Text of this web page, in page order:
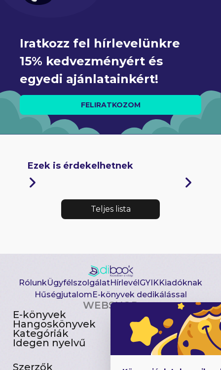
Iratkozz fel hírlevelünkre
15% kedvezményért és
egyedi ajánlatainkért!
FELIRATKOZOM
Ezek is érdekelhetnek
Teljes lista
RólunkÜgyfélszolgálatHírlevélGYIKKiadóknak
HűségjutalomE-könyvek dedikálással
WEBSHOP
E-könyvek
Hangoskönyvek
Kategóriák
Idegen nyelvű
Csomagajánlatok
Akciósak
Előjegyezhetők
Újdonságok
Szerzők Gyerekkönyvek